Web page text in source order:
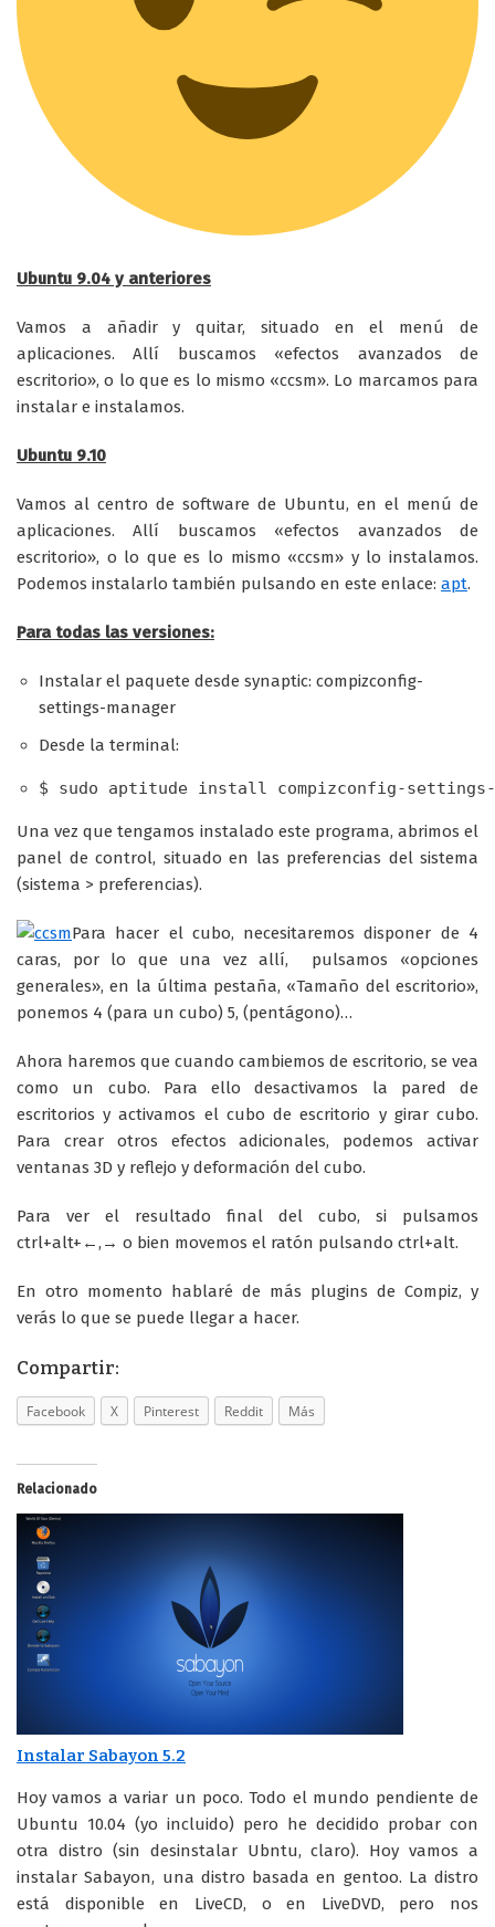
Ubuntu 9.04 y anteriores
Vamos a añadir y quitar, situado en el menú de
aplicaciones. Allí buscamos «efectos avanzados de
escritorio», o lo que es lo mismo «ccsm». Lo marcamos para
instalar e instalamos.
Ubuntu 9.10
Vamos al centro de software de Ubuntu, en el menú de
aplicaciones. Allí buscamos «efectos avanzados de
escritorio», o lo que es lo mismo «ccsm» y lo instalamos.
Podemos instalarlo también pulsando en este enlace: apt.
Para todas las versiones:
Instalar el paquete desde synaptic: compizconfig-
settings-manager
Desde la terminal:
$ sudo aptitude install compizconfig-settings-
Una vez que tengamos instalado este programa, abrimos el
panel de control, situado en las preferencias del sistema
(sistema > preferencias).
Para hacer el cubo, necesitaremos disponer de 4
caras, por lo que una vez allí, pulsamos «opciones
generales», en la última pestaña, «Tamaño del escritorio»,
ponemos 4 (para un cubo) 5, (pentágono)…
Ahora haremos que cuando cambiemos de escritorio, se vea
como un cubo. Para ello desactivamos la pared de
escritorios y activamos el cubo de escritorio y girar cubo.
Para crear otros efectos adicionales, podemos activar
ventanas 3D y reflejo y deformación del cubo.
Para ver el resultado final del cubo, si pulsamos
ctrl+alt+←,→ o bien movemos el ratón pulsando ctrl+alt.
En otro momento hablaré de más plugins de Compiz, y
verás lo que se puede llegar a hacer.
Compartir:
Facebook X Pinterest Reddit Más
Relacionado
Instalar Sabayon 5.2
Hoy vamos a variar un poco. Todo el mundo pendiente de
Ubuntu 10.04 (yo incluido) pero he decidido probar con
otra distro (sin desinstalar Ubntu, claro). Hoy vamos a
instalar Sabayon, una distro basada en gentoo. La distro
está disponible en LiveCD, o en LiveDVD, pero nos